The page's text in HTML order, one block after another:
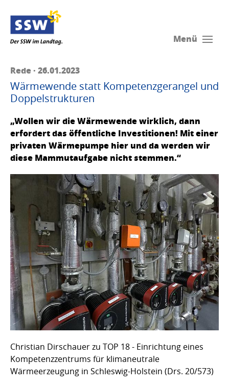
Menü
Rede · 26.01.2023
Wärmewende statt Kompetenzgerangel und
Doppelstrukturen
„Wollen wir die Wärmewende wirklich, dann
erfordert das öffentliche Investitionen! Mit einer
privaten Wärmepumpe hier und da werden wir
diese Mammutaufgabe nicht stemmen.“
Christian Dirschauer zu TOP 18 - Einrichtung eines
Kompetenzzentrums für klimaneutrale
Wärmeerzeugung in Schleswig-Holstein (Drs. 20/573)